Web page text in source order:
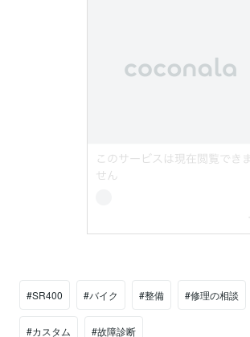
#SR400 #バイク #整備 #修理の相談
#カスタム #故障診断